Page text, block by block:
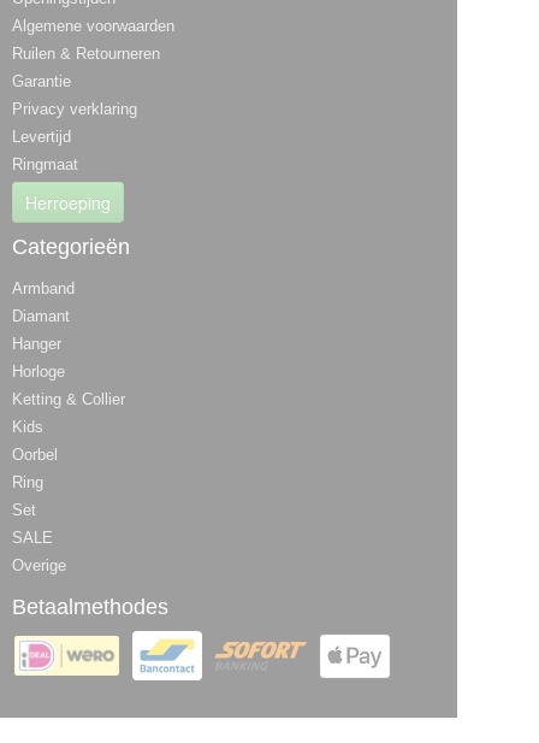
Algemene voorwaarden
Ruilen & Retourneren
Garantie
Privacy verklaring
Levertijd
Ringmaat
Herroeping
Categorieën
Armband
Diamant
Hanger
Horloge
Ketting & Collier
Kids
Oorbel
Ring
Set
SALE
Overige
Betaalmethodes